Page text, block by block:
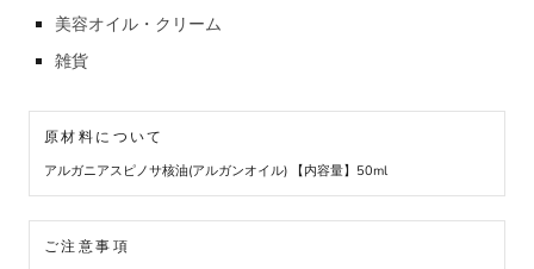
美容オイル・クリーム
雑貨
原材料について
アルガニアスピノサ核油(アルガンオイル) 【内容量】50ml
ご注意事項